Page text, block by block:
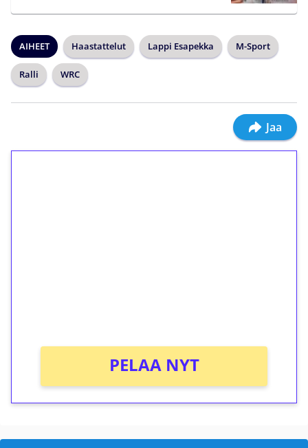
AIHEET Haastattelut Lappi Esapekka M-Sport
Ralli WRC
Jaa
PELAA NYT